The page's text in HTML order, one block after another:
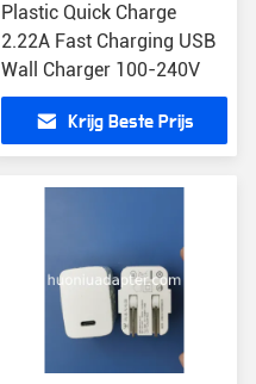
Plastic Quick Charge
2.22A Fast Charging USB
Wall Charger 100-240V
Krijg Beste Prijs